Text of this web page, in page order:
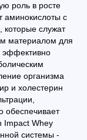
роль в росте
аминокислоты с
служат
материалом для
эффективно
организма
и холестерин
обеспечивает
Impact Whey
системы -